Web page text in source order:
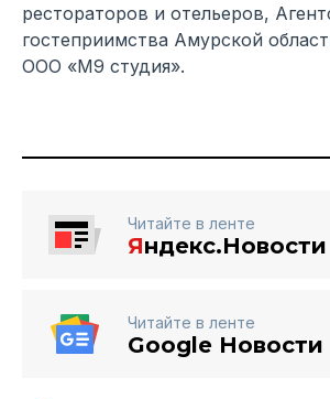
рестораторов и отельеров,
гостеприимства Амурской
ООО «М9 студия».
Читайте в ленте
Яндекс.Новости
Читайте в ленте
Google Новости